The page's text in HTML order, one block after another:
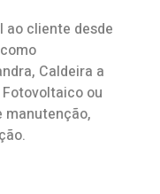
ao cliente desde
, Caldeira a
ou
manutenção,